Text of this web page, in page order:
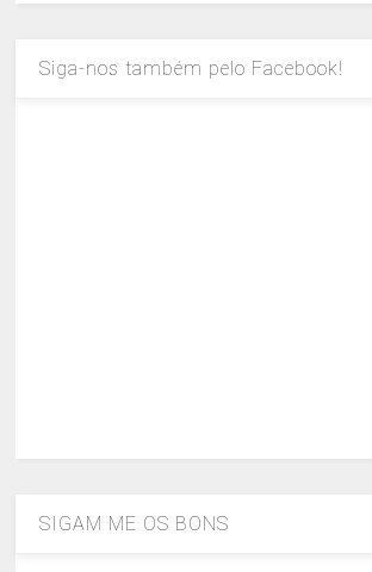
Siga-nos também pelo Facebook!
SIGAM ME OS BONS